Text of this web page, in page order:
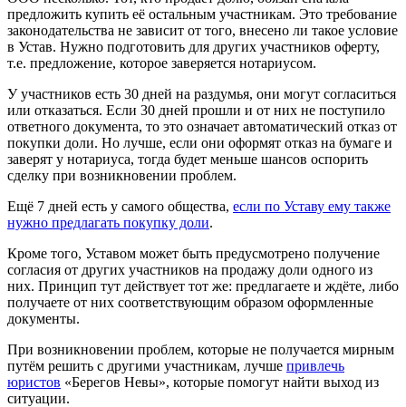
предложить купить её остальным участникам. Это требование
законодательства не зависит от того, внесено ли такое условие
в Устав. Нужно подготовить для других участников оферту,
т.е. предложение, которое заверяется нотариусом.
У участников есть 30 дней на раздумья, они могут согласиться
или отказаться. Если 30 дней прошли и от них не поступило
ответного документа, то это означает автоматический отказ от
покупки доли. Но лучше, если они оформят отказ на бумаге и
заверят у нотариуса, тогда будет меньше шансов оспорить
сделку при возникновении проблем.
Ещё 7 дней есть у самого общества, если по Уставу ему также
нужно предлагать покупку доли.
Кроме того, Уставом может быть предусмотрено получение
согласия от других участников на продажу доли одного из
них. Принцип тут действует тот же: предлагаете и ждёте, либо
получаете от них соответствующим образом оформленные
документы.
При возникновении проблем, которые не получается мирным
путём решить с другими участникам, лучше привлечь
юристов «Берегов Невы», которые помогут найти выход из
ситуации.